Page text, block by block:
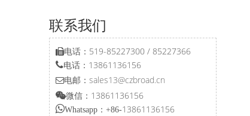
联系我们
电话：519-85227300 / 85227366
电话：13861136156
电邮： sales13@czbroad.cn
微信：13861136156
Whatsapp：+86-13861136156